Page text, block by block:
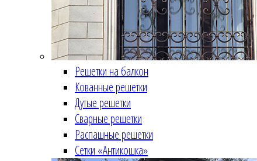
Решетки на балкон
Кованные решетки
Дутые решетки
Сварные решетки
Распашные решетки
Сетки «Антикошка»